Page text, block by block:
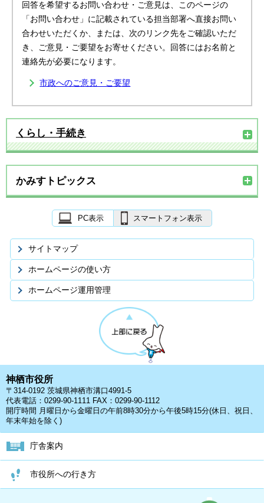
回答を希望するお問い合わせ・ご意見は、このページの
「お問い合わせ」に記載されている担当部署へ直接お問い
合わせいただくか、または、次のリンク先をご確認いただ
き、ご意見・ご要望をお寄せください。回答にはお名前と
連絡先が必要になります。
市政へのご意見・ご要望
くらし・手続き
かみすトピックス
PC表示 スマートフォン表示
サイトマップ
ホームページの使い方
ホームページ運用管理
神栖市役所
〒314-0192 茨城県神栖市溝口4991-5
代表電話：0299-90-1111 FAX：0299-90-1112
開庁時間 月曜日から金曜日の午前8時30分から午後5時15分(休日、祝日、
年末年始を除く)
庁舎案内
市役所への行き方